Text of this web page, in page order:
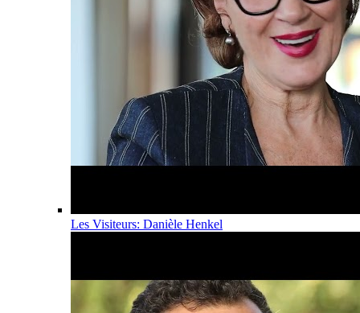
Les Visiteurs: Danièle Henkel